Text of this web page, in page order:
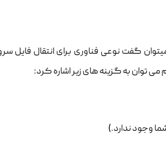
گفت نوعی فناوری برای انتقال فایل
توان به گزینه های زیر اشاره کرد: